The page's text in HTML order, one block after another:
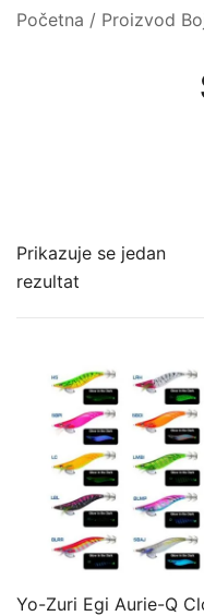
Početna / Proizvod
Prikazuje se jedan
rezultat
Yo-Zuri Egi Aurie-Q